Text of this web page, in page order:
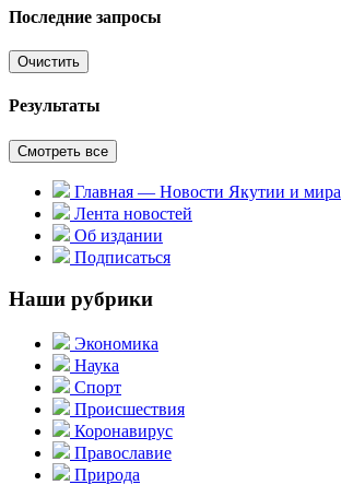
Последние запросы
Очистить
Результаты
Смотреть все
Главная — Новости Якутии и мира
Лента новостей
Об издании
Подписаться
Наши рубрики
Экономика
Наука
Спорт
Происшествия
Коронавирус
Православие
Природа